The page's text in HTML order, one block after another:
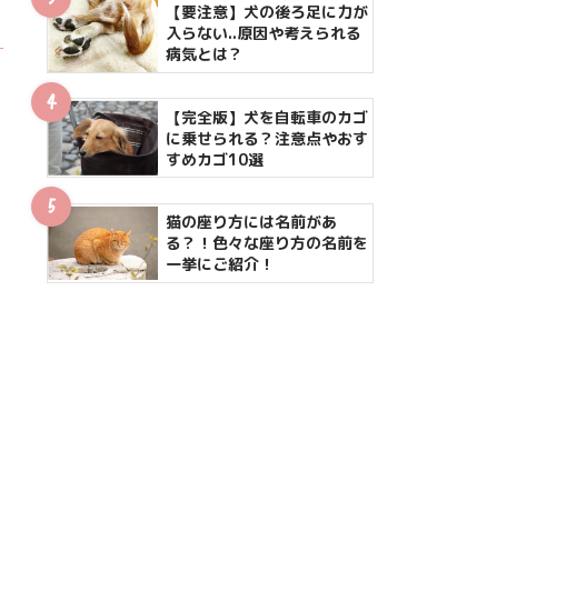
【要注意】犬の後ろ足に力が
入らない..原因や考えられる
病気とは？
【完全版】犬を自転車のカゴ
に乗せられる？注意点やおす
すめカゴ10選
猫の座り方には名前があ
る？！色々な座り方の名前を
一挙にご紹介！